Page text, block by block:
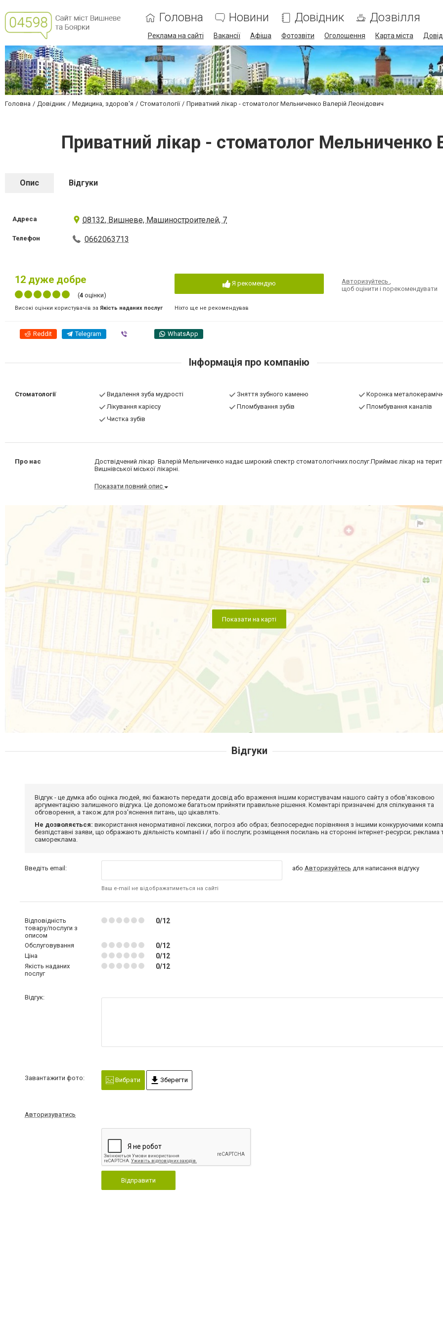
Головна Новини Довідник Дозвілля
Реклама на сайті Вакансії Афіша Фотозвіти Оголошення Карта міста
Головна Довідник Медицина, здоров'я Стоматології Приватний лікар - стоматолог Мельниченко Валерій Леонідович
Приватний лікар - стоматолог Мельниченко
Опис Відгуки
Адреса 08132, Вишневе, Машиностроителей, 7
Телефон 0662063713
12 дуже добре
(4 оцінки)
Високі оцінки користувачів за Якість наданих послуг
Я рекомендую
Ніхто ще не рекомендував
Авторизуйтесь,
щоб оцінити і порекомендувати
Reddit Telegram WhatsApp
Інформація про компанію
Стоматології Видалення зуба мудрості Зняття зубного каменю
Коронка
Лікування карієсу
Пломбування зубів
Пломбування каналів
Чистка зубів
Про нас
Доствідчений лікар Валерій Мельниченко надає широкий спектр стоматологічних послуг.Приймає лікар на
Вишнівської міської лікарні.
Показати повний опис
Показати на карті
Відгуки
Відгук - це думка або оцінка людей, які бажають передати досвід або враження іншим користувачам нашого сайту з обов'язковою
аргументацією залишеного відгука. Це допоможе багатьом прийняти правильне рішення. Коментарі призначені для спілкування та
обговорення, а також для роз'яснення питань, що цікавлять.
Не дозволяється: використання ненормативної лексики, погроз або образ; безпосереднє порівняння з іншими конкуруючими
безпідставні заяви, що ображають діяльність компанії і / або її послуги; розміщення посилань на сторонні інтернет-ресурси; реклама
самореклама.
Введіть email:
Ваш e-mail не відображатиметься на сайті
або Авторизуйтесь для написання відгуку
Відповідність
товару/послуги з
описом
0/12
Обслуговування 0/12
Ціна 0/12
Якість наданих
послуг
0/12
Відгук:
Завантажити фото: Вибрати Зберегти
Авторизуватись
Відправити